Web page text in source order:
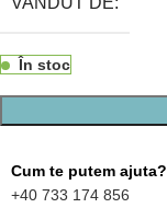
În stoc
Cum te putem ajuta?
+40 733 174 856